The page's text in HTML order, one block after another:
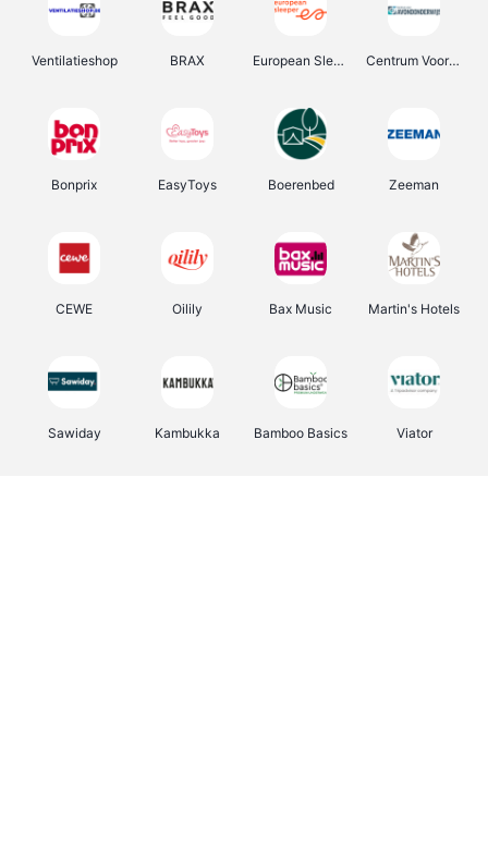
Ventilatieshop BRAX European Sleeper Centrum Voor Avondonderwijs
Bonprix EasyToys Boerenbed Zeeman
CEWE Oilily Bax Music Martin's Hotels
Sawiday Kambukka Bamboo Basics Viator